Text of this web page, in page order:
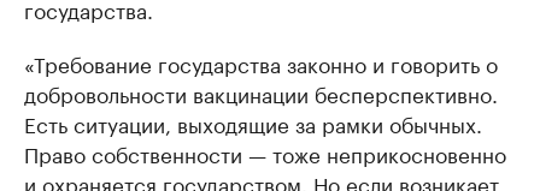
государства.
«Требование государства законно и говорить о
добровольности вакцинации бесперспективно.
Есть ситуации, выходящие за рамки обычных.
Право собственности — тоже неприкосновенно
и охраняется государством. Но если возникает